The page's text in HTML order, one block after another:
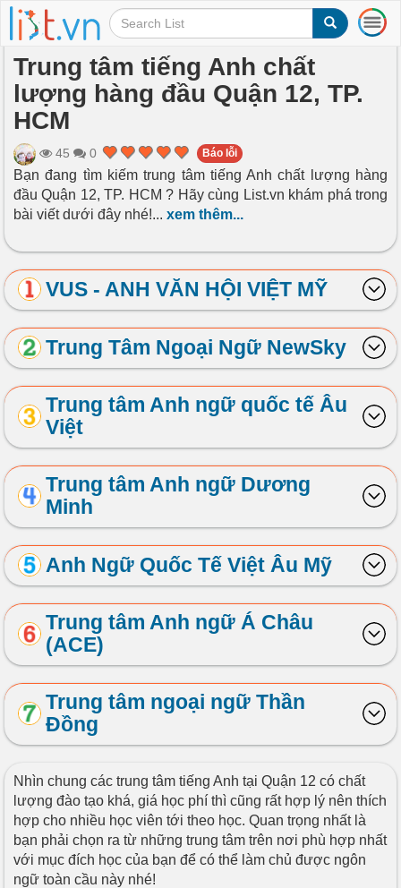
T
o
l
e
i
g
i
o
n
Trung tâm tiếng Anh chất
lượng hàng đầu Quận 12, TP.
HCM
45 0 Báo lỗi
Bạn đang tìm kiếm trung tâm tiếng Anh chất lượng hàng
đầu Quận 12, TP. HCM ? Hãy cùng List.vn khám phá trong
bài viết dưới đây nhé!... xem thêm...
VUS - ANH VĂN HỘI VIỆT MỸ
Trung Tâm Ngoại Ngữ NewSky
Trung tâm Anh ngữ quốc tế Âu
Việt
Trung tâm Anh ngữ Dương
Minh
Anh Ngữ Quốc Tế Việt Âu Mỹ
Trung tâm Anh ngữ Á Châu
(ACE)
Trung tâm ngoại ngữ Thần
Đồng
Nhìn chung các trung tâm tiếng Anh tại Quận 12 có chất
lượng đào tạo khá, giá học phí thì cũng rất hợp lý nên thích
hợp cho nhiều học viên tới theo học. Quan trọng nhất là
bạn phải chọn ra từ những trung tâm trên nơi phù hợp nhất
với mục đích học của bạn để có thể làm chủ được ngôn
ngữ toàn cầu này nhé!